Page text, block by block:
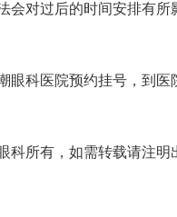
会对过后的时间安排有所
科医院预约挂号，到医
所有，如需转载请注明